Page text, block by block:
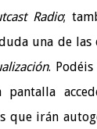
Radio;
una de las
.
que irán